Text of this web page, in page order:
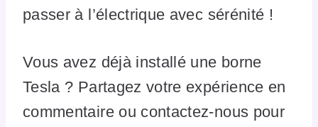
passer à l’électrique avec sérénité !
Vous avez déjà installé une borne
Tesla ? Partagez votre expérience en
commentaire ou contactez-nous pour